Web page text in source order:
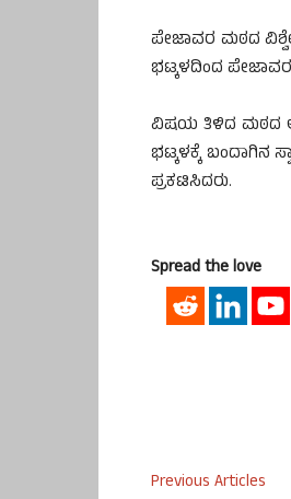
ಪೇಜಾವರ ಮಠದ
ಭಟ್ಕಳದಿಂದ ಪೇಜಾವರ
ವಿಷಯ ತಿಳಿದ ಮಠದ
ಭಟ್ಕಳಕ್ಕೆ ಬಂದಾಗಿನ
ಪ್ರಕಟಿಸಿದರು.
Spread the love
Previous Articles